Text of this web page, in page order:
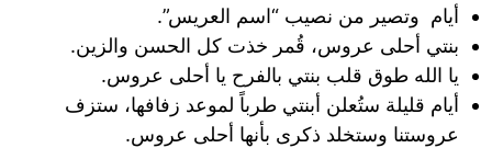
أيام وتصير من نصيب “اسم العريس”.
بنتي أحلى عروس، قُمر خذت كل الحسن والزين.
يا الله طوق قلب بنتي بالفرح يا أحلى عروس.
أيام قليلة ستُعلن أبنتي طرباً لموعد زفافها، ستزف
عروستنا وستخلد ذكرى بأنها أحلى عروس.